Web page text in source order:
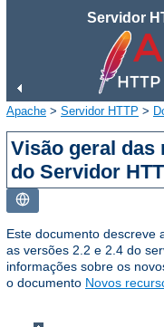
Servidor
Apache > Servidor HTTP >
Visão geral das
do Servidor
Este documento descreve
as versões 2.2 e 2.4 do
informações sobre os
o documento Novos